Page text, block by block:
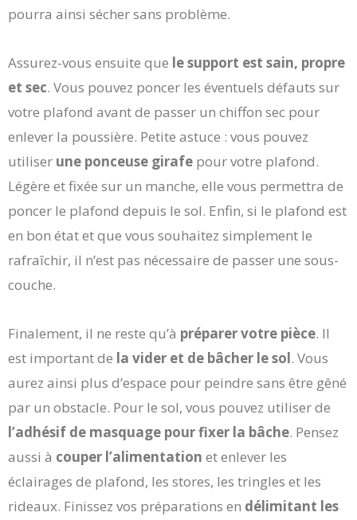
pourra ainsi sécher sans problème.
Assurez-vous ensuite que le support est sain, propre
et sec. Vous pouvez poncer les éventuels défauts sur
votre plafond avant de passer un chiffon sec pour
enlever la poussière. Petite astuce : vous pouvez
utiliser une ponceuse girafe pour votre plafond.
Légère et fixée sur un manche, elle vous permettra de
poncer le plafond depuis le sol. Enfin, si le plafond est
en bon état et que vous souhaitez simplement le
rafraîchir, il n’est pas nécessaire de passer une sous-
couche.
Finalement, il ne reste qu’à préparer votre pièce. Il
est important de la vider et de bâcher le sol. Vous
aurez ainsi plus d’espace pour peindre sans être gêné
par un obstacle. Pour le sol, vous pouvez utiliser de
l’adhésif de masquage pour fixer la bâche. Pensez
aussi à couper l’alimentation et enlever les
éclairages de plafond, les stores, les tringles et les
rideaux. Finissez vos préparations en délimitant les